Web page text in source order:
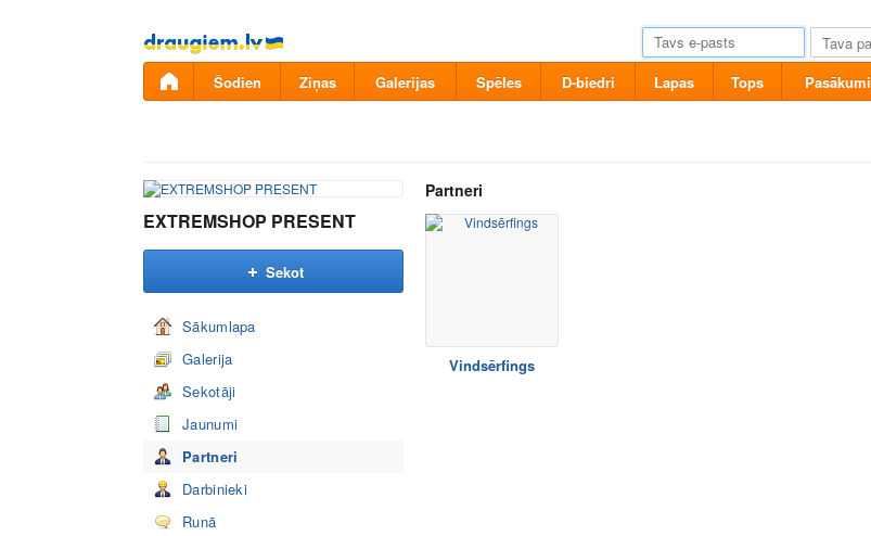
Pāriet
uz
saturu
Šodien Ziņas Galerijas Spēles D-biedri Lapas Tops Pasākumi
EXTREMSHOP PRESENT
Sekot
Sākumlapa
Galerija
Sekotāji
Jaunumi
Partneri
Darbinieki
Runā
Partneri
Vindsērfings